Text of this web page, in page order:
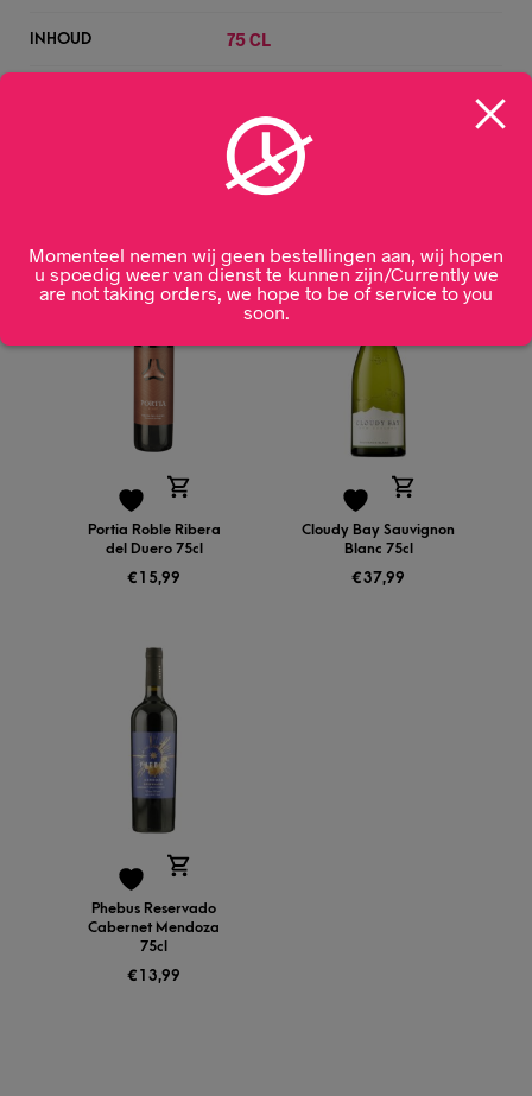
INHOUD 75 CL
Gerelateerde producten
Portia Roble Ribera
del Duero 75cl
€ 15,99
Cloudy Bay Sauvignon
Blanc 75cl
€37,99
Phebus Reservado
Cabernet Mendoza
75cl
€ 13,99
Momenteel nemen wij geen bestellingen aan, wij hopen
u spoedig weer van dienst te kunnen zijn/Currently we
are not taking orders, we hope to be of service to you
soon.